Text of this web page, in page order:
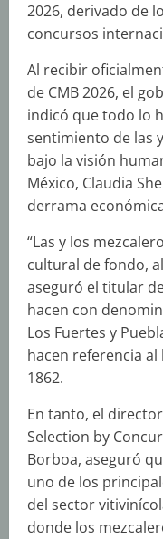
2026, derivado de
concursos
Al recibir
de CMB 2026, el
indicó que todo lo
sentimiento de las
bajo la visión
México, Claudia
derrama
“Las y los
cultural de fondo,
aseguró el titular
hacen con
Los Fuertes y
hacen referencia
1862.
En tanto, el
Selection by
Borboa, aseguró
uno de los
del sector
donde los